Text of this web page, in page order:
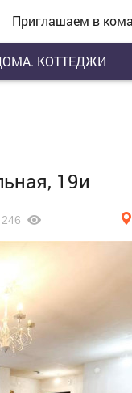
Приглашаем в
КОТТЕДЖИ
19и
246